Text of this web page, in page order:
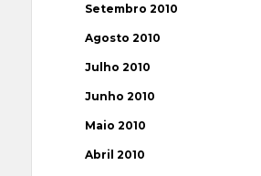
Setembro 2010
Agosto 2010
Julho 2010
Junho 2010
Maio 2010
Abril 2010